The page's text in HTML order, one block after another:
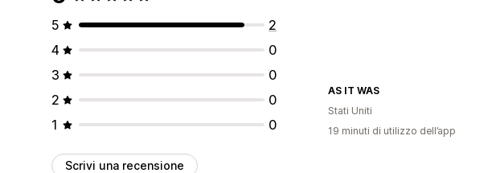
5
2
4
0
3
0
2
0
1
0
Scrivi una recensione
AS IT WAS
Stati Uniti
19 minuti di utilizzo dell’app